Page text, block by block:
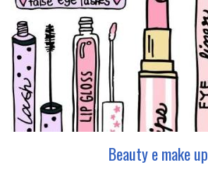
Beauty e make up